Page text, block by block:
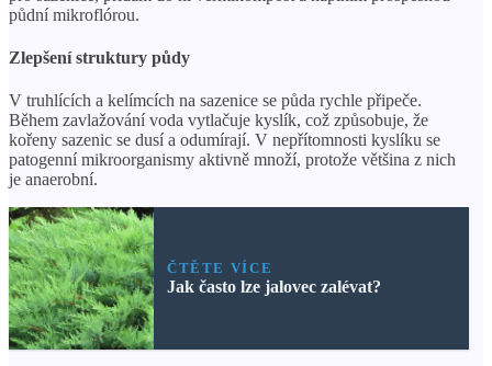
půdní mikroflórou.
Zlepšení struktury půdy
V truhlících a kelímcích na sazenice se půda rychle připeče.
Během zavlažování voda vytlačuje kyslík, což způsobuje, že
kořeny sazenic se dusí a odumírají. V nepřítomnosti kyslíku se
patogenní mikroorganismy aktivně množí, protože většina z nich
je anaerobní.
ČTĚTE VÍCE
Jak často lze jalovec zalévat?